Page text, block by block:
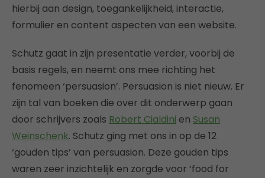
hierbij aan design, toegankelijkheid, interactie,
formulier en content aspecten van een website.
Schutz gaat in zijn presentatie verder, voorbij de
basis regels, en neemt ons mee richting het
fenomeen ‘persuasion’. Persuasion is niet nieuw. Er
zijn tal van boeken die over dit onderwerp gaan
door schrijvers zoals Robert Cialdini en Susan
Weinschenk. Schutz ging met ons in op de 12
‘gouden tips’ van persuasion. Deze gouden tips
waren zeer inzichtelijk en zorgde voor ‘food for